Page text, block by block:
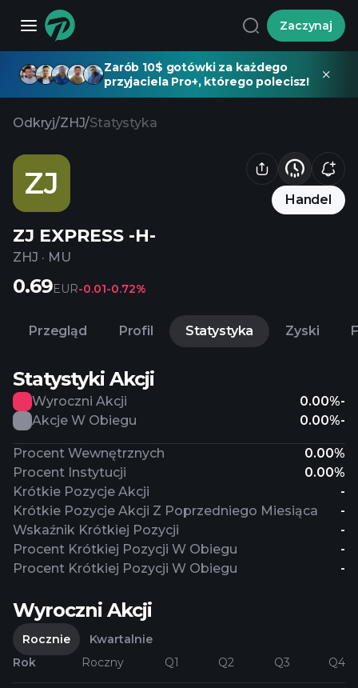
Zaczynaj
Zarób 10$ gotówki za każdego
przyjaciela Pro+, którego polecisz!
Odkryj/ZHJ/Statystyka
ZJ Handel
ZJ EXPRESS -H-
ZHJ · MU
0.69EUR-0.01-0.72%
Przegląd Profil Statystyka Zyski
Statystyki Akcji
Wyroczni Akcji 0.00%-
Akcje W Obiegu
0.00%-
Procent Wewnętrznych
0.00%
Procent Instytucji
0.00%
Krótkie Pozycje Akcji
-
Krótkie Pozycje Akcji Z Poprzedniego Miesiąca
-
Wskaźnik Krótkiej Pozycji
-
Procent Krótkiej Pozycji W Obiegu
-
Procent Krótkiej Pozycji W Obiegu
-
Wyroczni Akcji
Rocznie
Kwartalnie
Rok
Roczny Q1 Q2 Q3 Q4